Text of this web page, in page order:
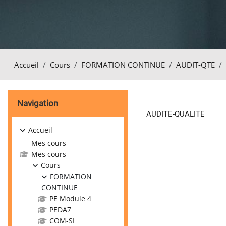
Accueil Cours FORMATION CONTINUE AUDIT-QTE
Blocs
Navigation
Accueil
Mes cours
Mes cours
Cours
FORMATION
CONTINUE
PE Module 4
PEDA7
COM-SI
AUDITE-QUALITE